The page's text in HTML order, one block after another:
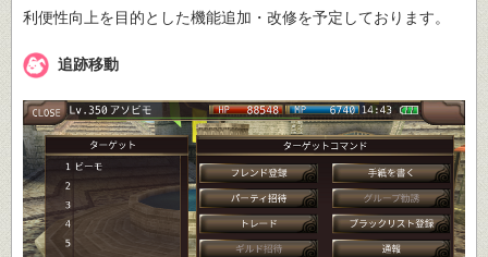
利便性向上を目的とした機能追加・改修を予定しております。
追跡移動